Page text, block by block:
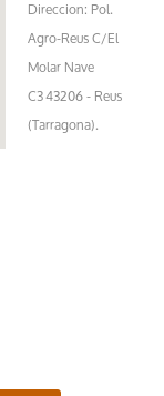
Direccion: Pol.
Agro-Reus C/El
Molar Nave
C3 43206 - Reus
(Tarragona).